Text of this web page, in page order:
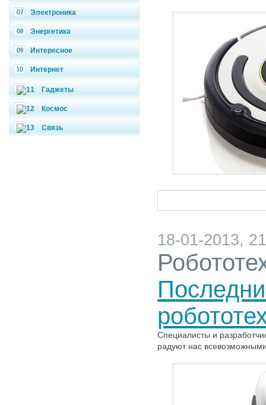
Электроника
Энергетика
Интересное
Интернет
Гаджеты
Космос
Связь
18-01-2013,
Специалисты и
радуют нас